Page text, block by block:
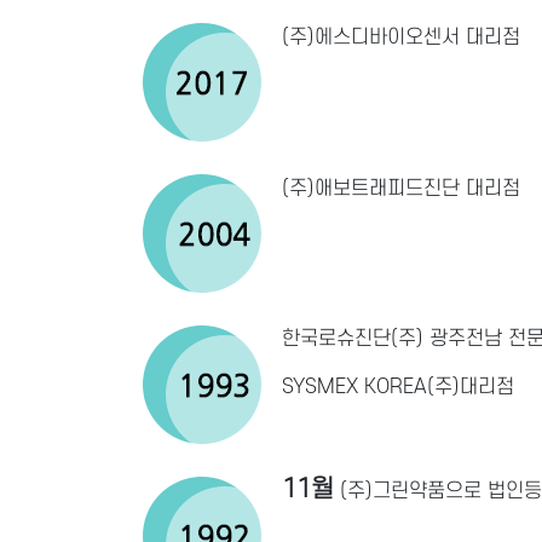
(주)에스디바이오센서 대리점
(주)애보트래피드진단 대리점
한국로슈진단(주) 광주전남 전
SYSMEX KOREA(주)대리점
11월 (주)그린약품으로 법인